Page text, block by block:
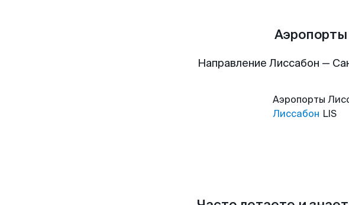
Направление Лиссабон —
Аэропорты
Лиссабон LIS